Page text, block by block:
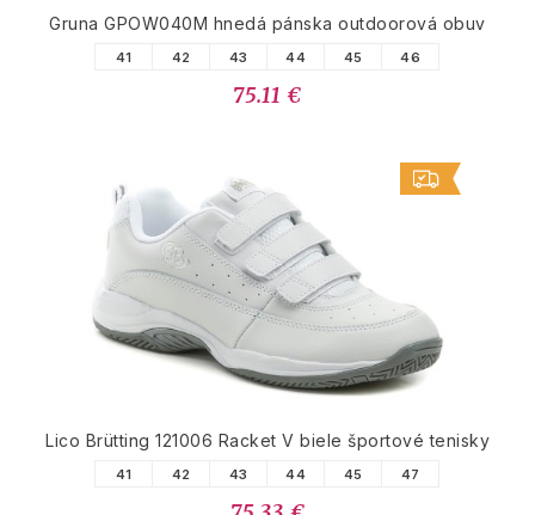
Gruna GPOW040M hnedá pánska outdoorová obuv
41 42 43 44 45 46
75.11 €
Lico Brütting 121006 Racket V biele športové tenisky
41 42 43 44 45 47